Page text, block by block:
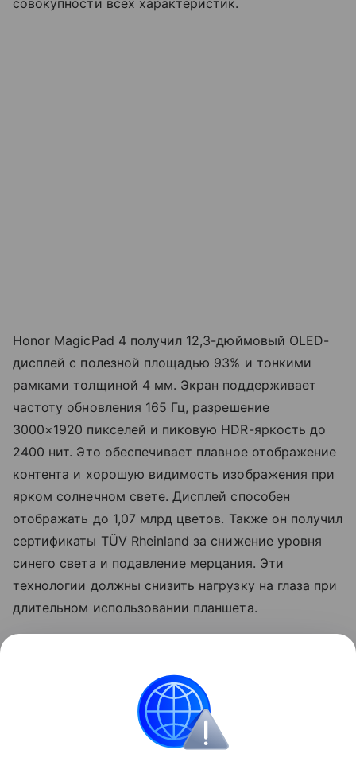
совокупности всех характеристик.
Honor MagicPad 4 получил 12,3-дюймовый OLED-
дисплей с полезной площадью 93% и тонкими
рамками толщиной 4 мм. Экран поддерживает
частоту обновления 165 Гц, разрешение
3000×1920 пикселей и пиковую HDR-яркость до
2400 нит. Это обеспечивает плавное отображение
контента и хорошую видимость изображения при
ярком солнечном свете. Дисплей способен
отображать до 1,07 млрд цветов. Также он получил
сертификаты TÜV Rheinland за снижение уровня
синего света и подавление мерцания. Эти
технологии должны снизить нагрузку на глаза при
длительном использовании планшета.
обзоре Hi-Tech Mail
Планшеты